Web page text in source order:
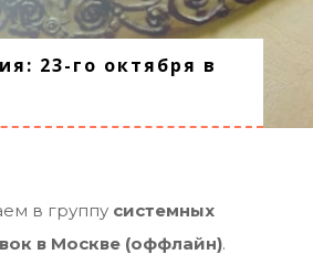
23-го октября в
в группу системных
в Москве (оффлайн).